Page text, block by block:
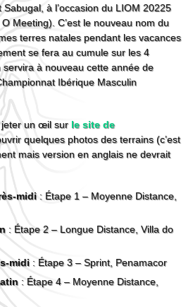
à l’occasion du LIOM 20225
Meeting). C’est le nouveau nom du
terres natales pendant les vacances
se fera au cumule sur les 4
à nouveau cette année de
Ibérique Masculin
jeter un œil sur le site de
quelques photos des terrains (c’est
mais version en anglais ne devrait
midi: Étape 1 – Moyenne Distance,
: Étape 2 – Longue Distance, Villa do
midi : Étape 3 – Sprint, Penamacor
: Étape 4 – Moyenne Distance,